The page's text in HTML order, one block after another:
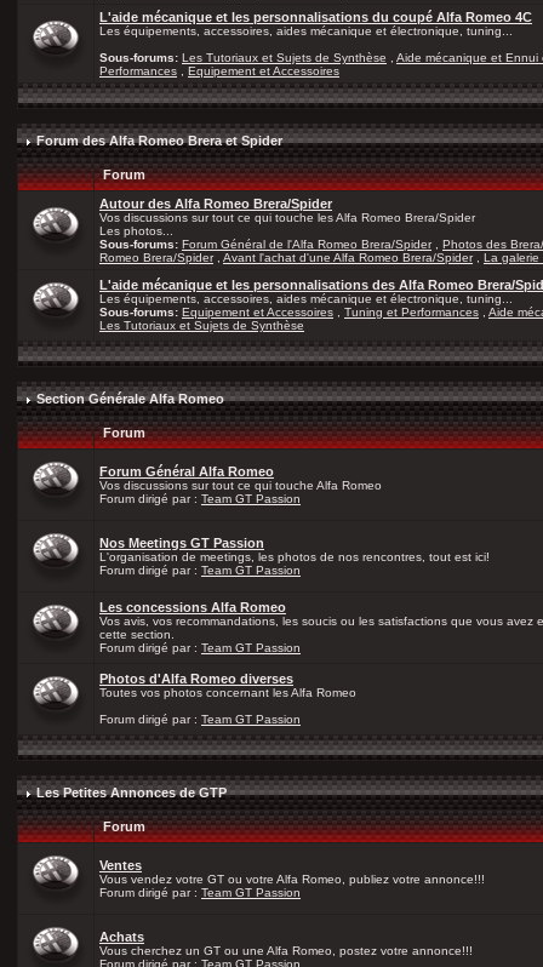
L'aide mécanique et les personnalisations du coupé Alfa Romeo 4C
Les équipements, accessoires, aides mécanique et électronique, tuning...
Sous-forums: Les Tutoriaux et Sujets de Synthèse
Aide mécanique et Ennui
Performances
Equipement et Accessoires
Forum des Alfa Romeo Brera et Spider
Forum
Autour des Alfa Romeo Brera/Spider
Vos discussions sur tout ce qui touche les Alfa Romeo Brera/Spider
Les photos...
Sous-forums: Forum Général de l'Alfa Romeo Brera/Spider, Photos des
Romeo Brera/Spider, Avant l'achat d'une Alfa Romeo Brera/Spider, La galerie
L'aide mécanique et les personnalisations des Alfa Romeo Brera/
Les équipements, accessoires, aides mécanique et électronique, tuning...
Sous-forums: Equipement et Accessoires Tuning et Performances
Aide
Les Tutoriaux et Sujets de Synthèse
Section Générale Alfa Romeo
Forum
Forum Général Alfa Romeo
Vos discussions sur tout ce qui touche Alfa Romeo
Forum dirigé par : Team GT Passion
Nos Meetings GT Passion
L'organisation de meetings, les photos de nos rencontres, tout est ici!
Forum dirigé par : Team GT Passion
Les concessions Alfa Romeo
Vos avis, vos recommandations, les soucis ou les satisfactions que vous avez
cette section.
Forum dirigé par : Team GT Passion
Photos d'Alfa Romeo diverses
Toutes vos photos concernant les Alfa Romeo
Forum dirigé par : Team GT Passion
Les Petites Annonces de GTP
Forum
Ventes
Vous vendez votre GT ou votre Alfa Romeo, publiez votre annonce!!!
Forum dirigé par : Team GT Passion
Achats
Vous cherchez un GT ou une Alfa Romeo, postez votre annonce!!!
Forum dirigé par : Team GT Passion